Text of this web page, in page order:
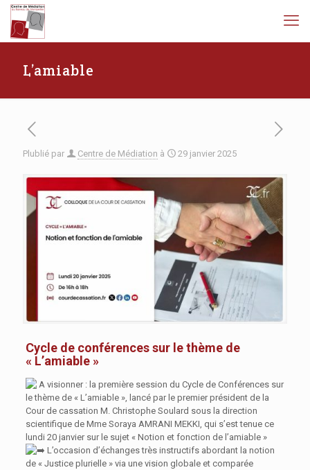
L’amiable
Plublié par Centre de Médiation à 29 janvier 2025
Cycle de conférences sur le thème de
« L’amiable »
A visionner : la première session du Cycle de Conférences sur
le thème de « L’amiable », lancé par le premier président de la
Cour de cassation M. Christophe Soulard sous la direction
scientifique de Mme Soraya AMRANI MEKKI, qui s’est tenue ce
lundi 20 janvier sur le sujet « Notion et fonction de l’amiable »
L’occasion d’échanges très instructifs abordant la notion
de « Justice plurielle » via une vision globale et comparée